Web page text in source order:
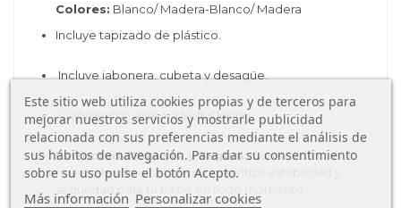
Colores: Blanco/ Madera-Blanco/ Madera
Incluye tapizado de plástico.
Incluye jabonera, cubeta y desagüe.
Cajones con sistema Soft Closing
Estructura Robusta y Segura:Construida con
materiales de alta calidad, garantiza estabilidad y
Este sitio web utiliza cookies propias y de terceros para
mejorar nuestros servicios y mostrarle publicidad
relacionada con sus preferencias mediante el análisis de
sus hábitos de navegación. Para dar su consentimiento
sobre su uso pulse el botón Acepto.
Más información Personalizar cookies